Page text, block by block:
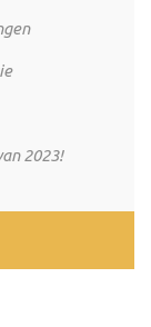
2023!